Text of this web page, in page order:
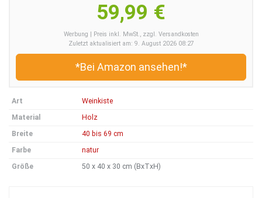
59,99 €
Werbung | Preis inkl. MwSt., zzgl. Versandkosten
Zuletzt aktualisiert am: 9. August 2026 08:27
*Bei Amazon ansehen!*
Art
Weinkiste
Material
Holz
Breite
40 bis 69 cm
Farbe
natur
Größe
50 x 40 x 30 cm (BxTxH)